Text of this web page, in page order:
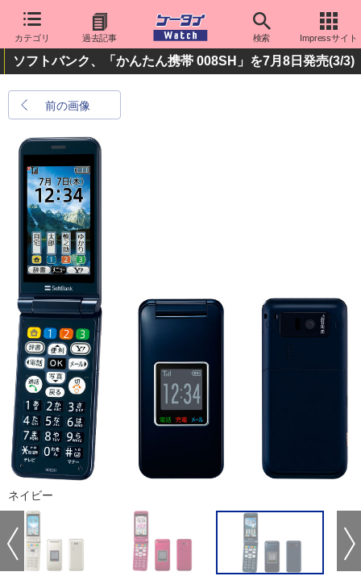
カテゴリ 過去記事 検索 Impressサイト
ソフトバンク、「かんたん携帯 008SH」を7月8日発売(3/3)
前の画像
ネイビー